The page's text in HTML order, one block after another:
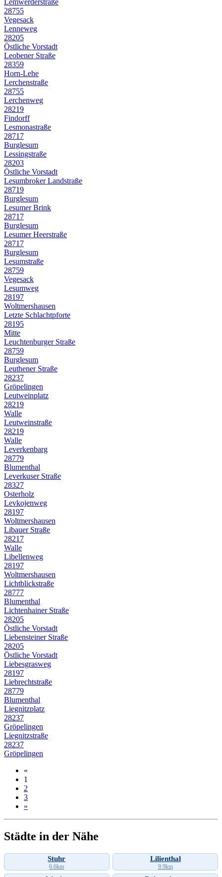
Lemwerderstraße
28755
Vegesack
Lenneweg
28205
Östliche Vorstadt
Leobener Straße
28359
Horn-Lehe
Lerchenstraße
28755
Lerchenweg
28219
Findorff
Lesmonastraße
28717
Burglesum
Lessingstraße
28203
Östliche Vorstadt
Lesumbroker Landstraße
28719
Burglesum
Lesumer Brink
28717
Burglesum
Lesumer Heerstraße
28717
Burglesum
Lesumstraße
28759
Vegesack
Lesumweg
28197
Woltmershausen
Letzte Schlachtpforte
28195
Mitte
Leuchtenburger Straße
28759
Burglesum
Leuthener Straße
28237
Gröpelingen
Leutweinplatz
28219
Walle
Leutweinstraße
28219
Walle
Leverkenbarg
28779
Blumenthal
Leverkuser Straße
28327
Osterholz
Levkojenweg
28197
Woltmershausen
Libauer Straße
28217
Walle
Libellenweg
28197
Woltmershausen
Lichtblickstraße
28777
Blumenthal
Lichtenhainer Straße
28205
Östliche Vorstadt
Liebensteiner Straße
28205
Östliche Vorstadt
Liebesgrasweg
28197
Liebrechtstraße
28779
Blumenthal
Liegnitzplatz
28237
Gröpelingen
Liegnitzstraße
28237
Gröpelingen
«
1
2
3
»
Städte in der Nähe
Stuhr
6.6km
Lilienthal
9.9km